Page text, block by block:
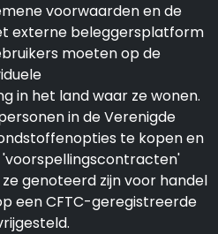
voorwaarden en de
externe beleggersplatform
moeten op de
in het land waar ze wonen.
in de Verenigde
te kopen en
'voorspellingscontracten'
genoteerd zijn voor handel
een CFTC-geregistreerde